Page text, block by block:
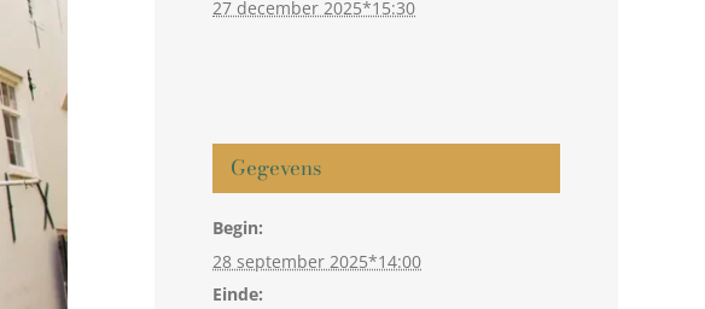
27 december 2025*15:30
Gegevens
Begin:
28 september 2025*14:00
Einde: